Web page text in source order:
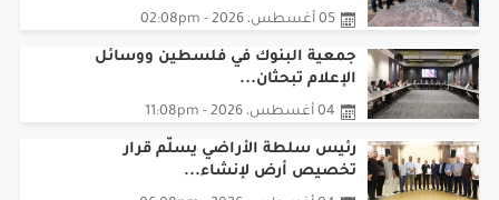
05 أغسطس، 2026 - 02:08pm
جمعية البنوك في فلسطين ووسائل
الإعلام تبحثان...
04 أغسطس، 2026 - 11:08pm
رئيس سلطة الأراضي يسلّم قرار
تخصيص أرض لإنشاء...